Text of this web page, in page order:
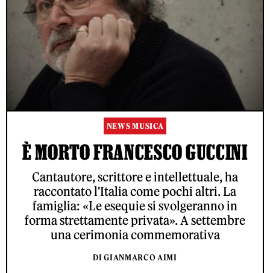
NEWS MUSICA
È MORTO FRANCESCO GUCCINI
Cantautore, scrittore e intellettuale, ha
raccontato l'Italia come pochi altri. La
famiglia: «Le esequie si svolgeranno in
forma strettamente privata». A settembre
una cerimonia commemorativa
DI GIANMARCO AIMI